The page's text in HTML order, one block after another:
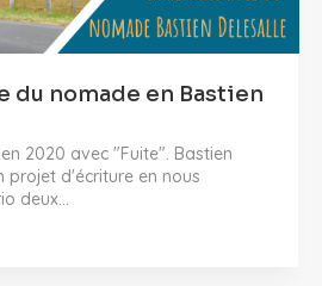
du nomade en Bastien
2020 avec "Fuite". Bastien
projet d'écriture en nous
deux...